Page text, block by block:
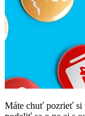
Máte chuť pozrieť si